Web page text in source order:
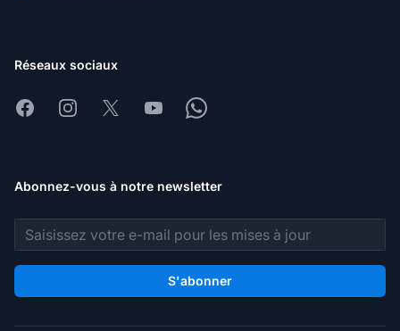
Réseaux sociaux
FacebookInstagram
X YoutubeWhatsapp
Abonnez-vous à notre newsletter
Adresse e-mail
S'abonner